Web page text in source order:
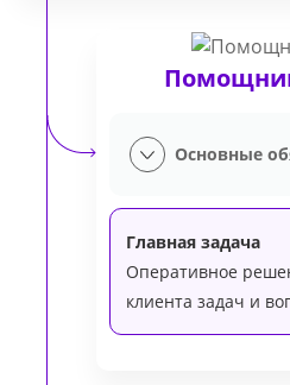
Основные
Главная задача
Оперативное
клиента задач и